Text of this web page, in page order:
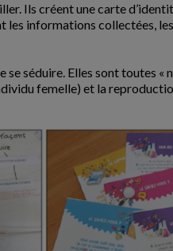
Ils créent une carte
les informations collectées,
se séduire. Elles sont toutes «
femelle) et la